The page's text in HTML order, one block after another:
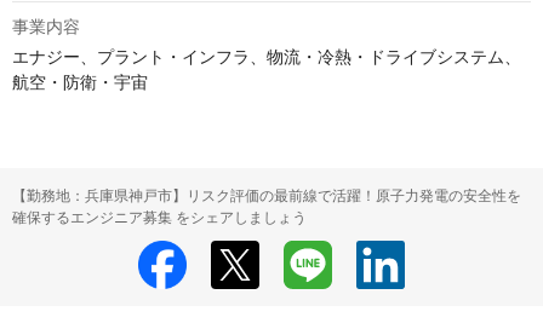
事業内容
エナジー、プラント・インフラ、物流・冷熱・ドライブシステム、
航空・防衛・宇宙
【勤務地：兵庫県神戸市】リスク評価の最前線で活躍！原子力発電の安全性を
確保するエンジニア募集 をシェアしましょう